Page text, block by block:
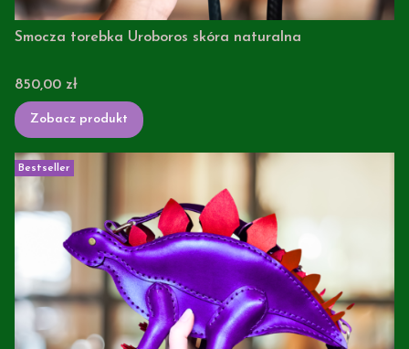
Smocza torebka Uroboros skóra naturalna
Cena
850,00 zł
Zobacz produkt
Bestseller